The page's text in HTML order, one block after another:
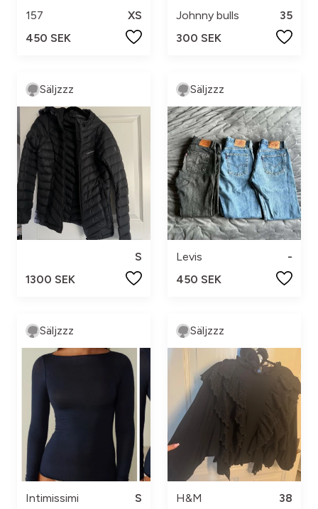
157
XS
450 SEK
Johnny bulls
35
300 SEK
Säljzzz
S
1300 SEK
Säljzzz
Levis
-
450 SEK
Säljzzz
Intimissimi S
Säljzzz
H&M 38